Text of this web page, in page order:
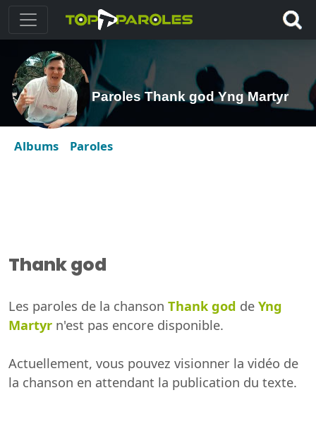
Paroles Thank god Yng Martyr
Albums Paroles
Thank god
Les paroles de la chanson Thank god de Yng
Martyr n'est pas encore disponible.
Actuellement, vous pouvez visionner la vidéo de
la chanson en attendant la publication du texte.